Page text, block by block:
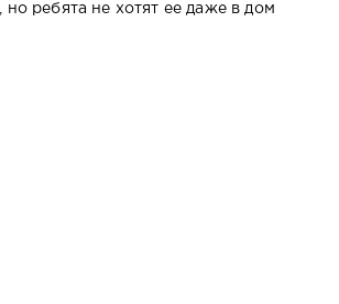
ребята не хотят ее даже в дом